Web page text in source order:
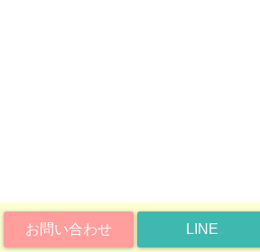
お問い合わせ LINE